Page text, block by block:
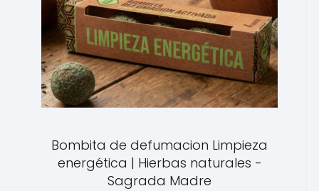
Bombita de defumacion Limpieza
energética | Hierbas naturales -
Sagrada Madre